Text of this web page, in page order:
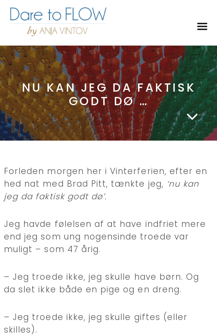
NU KAN JEG DA FAKTISK
GODT DØ …
Forleden morgen her i Vinterferien, efter en
hed nat med Brad Pitt, tænkte jeg, ‘nu kan
jeg da faktisk godt dø’.
Jeg havde følelsen af at have indfriet mere
end jeg som ung nogensinde troede var
muligt – som 47 årig.
– Jeg troede ikke, jeg skulle have børn. Og
da slet ikke både en pige og en dreng.
– Jeg troede ikke, jeg skulle giftes (eller
skilles).